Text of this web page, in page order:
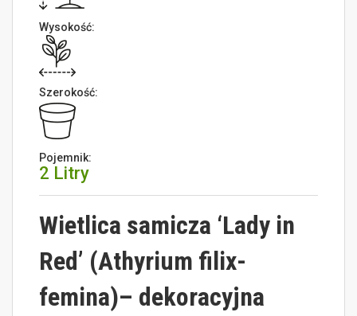
Wysokość:
Szerokość:
Pojemnik:
2 Litry
Wietlica samicza ‘Lady in
Red’ (Athyrium filix-
femina)– dekoracyjna